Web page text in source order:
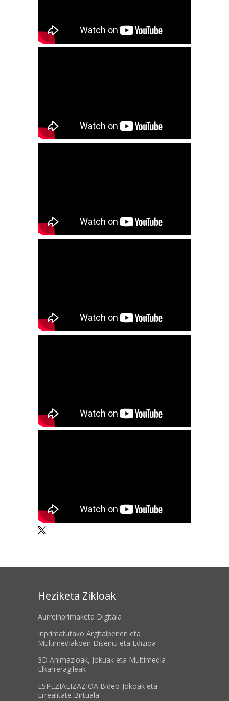
Heziketa Zikloak
Aurreinprimaketa Digitala
Inprimatutako Argitalpenen eta
Multimediakoen Diseinu eta Edizioa
3D Animazioak, Jokuak eta Multimedia
Elkarreragileak
ESPEZIALIZAZIOA Bideo-Jokoak eta
Errealitate Birtuala